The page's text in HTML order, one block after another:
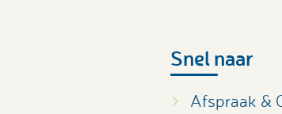
Snel naar
Afspraak &